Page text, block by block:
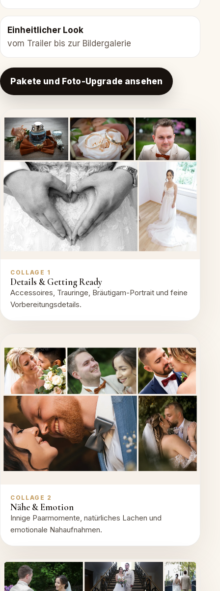
Einheitlicher Look
vom Trailer bis zur Bildergalerie
Pakete und Foto-Upgrade ansehen
COLLAGE 1
Details & Getting Ready
Accessoires, Trauringe, Bräutigam-Portrait und feine
Vorbereitungsdetails.
COLLAGE 2
Nähe & Emotion
Innige Paarmomente, natürliches Lachen und
emotionale Nahaufnahmen.